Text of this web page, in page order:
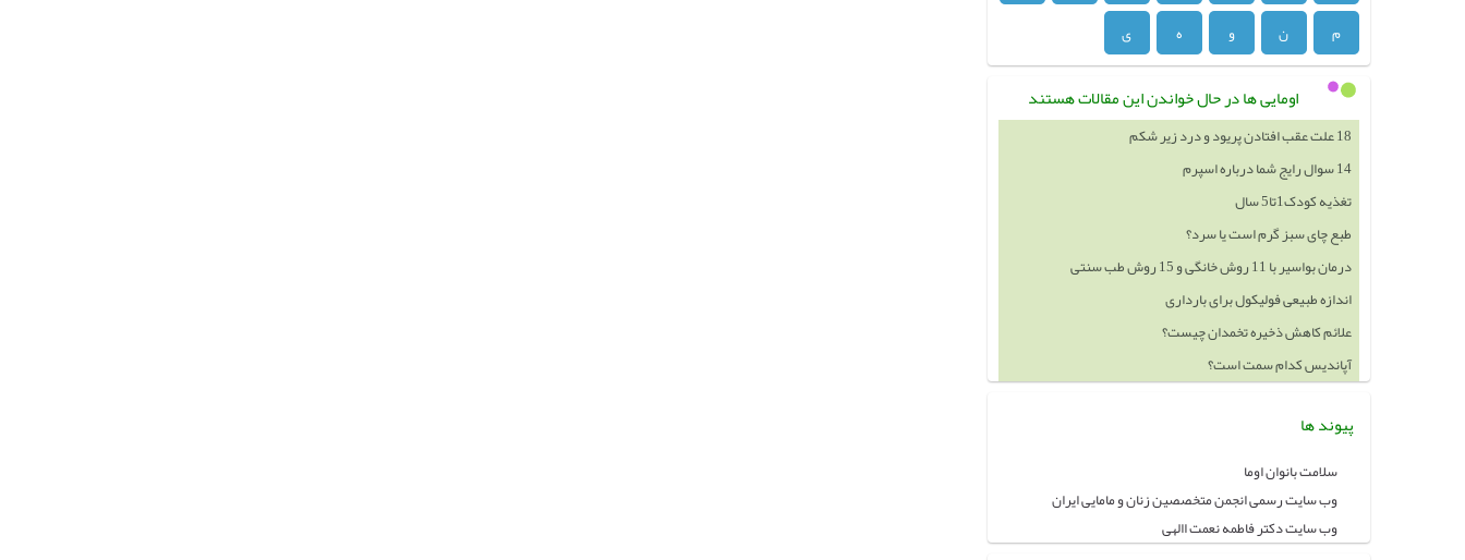
م
ن و ه ی
اومایی ها در حال خواندن این مقالات هستند
18 علت عقب افتادن پریود و درد زیر شکم
14 سوال رایج شما درباره اسپرم
تغذیه کودک1تا5 سال
طبع چای سبز گرم است یا سرد؟
درمان بواسیر با 11 روش خانگی و 15 روش طب سنتی
اندازه طبیعی فولیکول برای بارداری
علائم کاهش ذخیره تخمدان چیست؟
آپاندیس کدام سمت است؟
پیوند ها
سلامت بانوان اوما
وب سایت رسمی انجمن متخصصین زنان و مامایی ایران
وب سایت دکتر فاطمه نعمت االهی